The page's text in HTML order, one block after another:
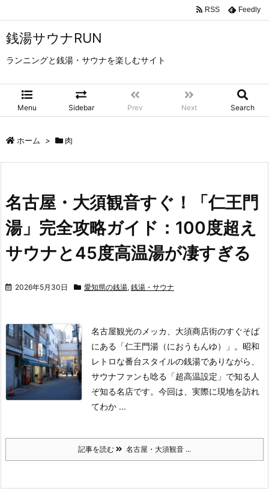
銭湯サウナRUN
ランニングと銭湯・サウナを楽しむサイト
Menu Sidebar Prev Next Search
RSS Feedly
ホーム > 肉
名古屋・大須観音すぐ！「仁王門
湯」完全攻略ガイド：100度超え
サウナと45度高温湯が凄すぎる
2026年5月30日 愛知県の銭湯, 銭湯・サウナ
名古屋観光のメッカ、大須商店街のすぐそば
にある「仁王門湯（におうもんゆ）」。 昭和
レトロな番台スタイルの銭湯でありながら、
サウナファンも唸る「超高温設定」で知る人
ぞ知る名店です。 今回は、実際に現地を訪れ
てわか ...
記事を読む 名古屋・大須観音 ...